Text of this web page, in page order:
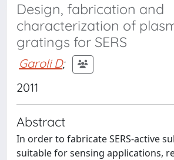
Design, fabrication and
characterization of
gratings for SERS
Garoli D;
2011
Abstract
In order to fabricate SERS-active
suitable for sensing applications,